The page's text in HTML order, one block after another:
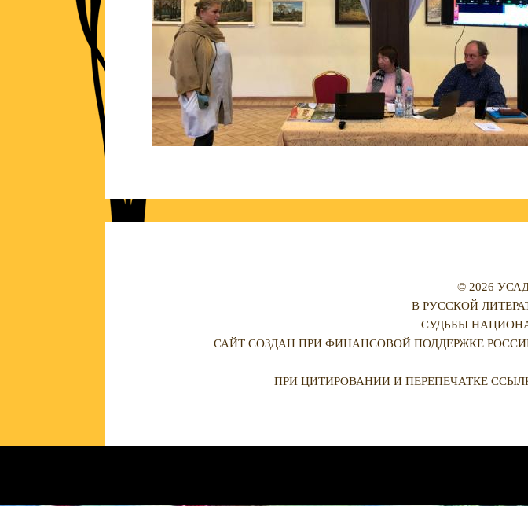
© 2026
В РУССКОЙ
СУДЬБЫ
САЙТ СОЗДАН ПРИ ФИНАНСОВОЙ ПОДДЕРЖКЕ
ПРИ ЦИТИРОВАНИИ И ПЕРЕПЕЧАТКЕ